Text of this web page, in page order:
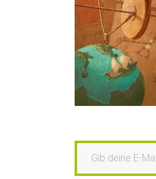
Gib deine E-Mail-Adresse ein …